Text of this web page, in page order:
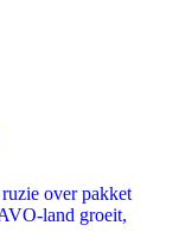
over pakket
land groeit,